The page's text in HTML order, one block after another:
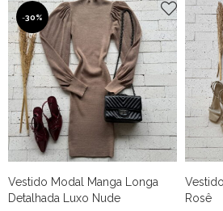
-30%
Vestido Modal Manga Longa
Detalhada Luxo Nude
Rosê